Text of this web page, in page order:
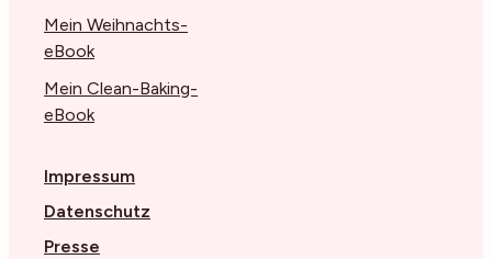
Mein Weihnachts-
eBook
Mein Clean-Baking-
eBook
Impressum
Datenschutz
Presse